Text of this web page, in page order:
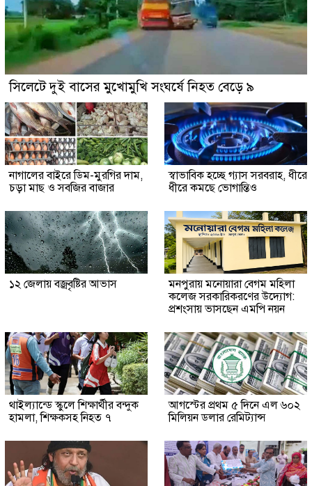
সিলেটে দুই বাসের মুখোমুখি সংঘর্ষে নিহত বেড়ে ৯
নাগালের বাইরে ডিম-মুরগির দাম,
চড়া মাছ ও সবজির বাজার
স্বাভাবিক হচ্ছে গ্যাস সরবরাহ, ধীরে
ধীরে কমছে ভোগান্তিও
১২ জেলায় বজ্রবৃষ্টির আভাস
মনপুরায় মনোয়ারা বেগম মহিলা
কলেজ সরকারিকরণের উদ্যোগ:
প্রশংসায় ভাসছেন এমপি নয়ন
থাইল্যান্ডে স্কুলে শিক্ষার্থীর বন্দুক
হামলা, শিক্ষকসহ নিহত ৭
আগস্টের প্রথম ৫ দিনে এল ৬০২
মিলিয়ন ডলার রেমিট্যান্স